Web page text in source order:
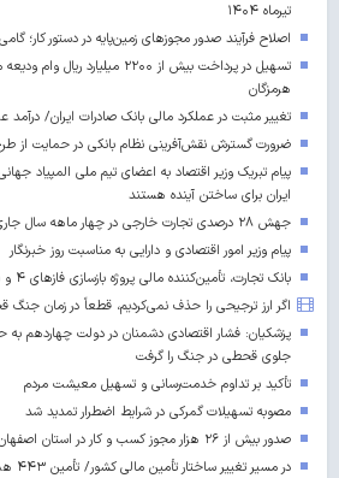
تیرماه ۱۴۰۴
اصلاح فرآیند صدور مجوزهای زمین‌پایه در دستور کار؛
تسهیل در پرداخت بیش از ۲۲۰۰
هرمزگان
تغییر مثبت در عملکرد مالی بانک صادرات ایران/ درآمد عملیاتی ۸۰
ضرورت گسترش نقش‌آفرینی نظام بانکی در حمایت از
پیام تبریک وزیر اقتصاد به اعضای تیم ملی المپیاد
ایران برای ساختن آینده‌ هستند
جهش ۲۸ درصدی تجارت خارجی در چهار ماهه سال جاری
پیام وزیر امور اقتصادی و دارایی به مناسبت روز خبرنگار
بانک تجارت، تأمین‌کننده مالی پروژه بازسازی فازهای ۴ و ۵ پارس جنوبی
اگر ارز ترجیحی را حذف نمی‌کردیم، قطعاً در زمان
پزشکیان: فشار اقتصادی دشمنان در دولت چهاردهم به
جلوی قحطی در جنگ را گرفت
تأکید بر تداوم خدمت‌رسانی و تسهیل معیشت مردم
مصوبه تسهیلات گمرکی در شرایط اضطرار تمدید شد
صدور بیش از ۲۶ هزار مجوز کسب‌ و کار در استان اصفهان
در